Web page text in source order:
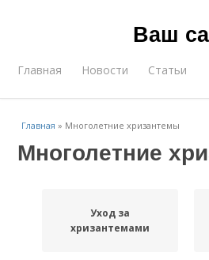
Ваш
Главная Новости Статьи
Главная » Многолетние хризантемы
Многолетние
Уход за
хризантемами